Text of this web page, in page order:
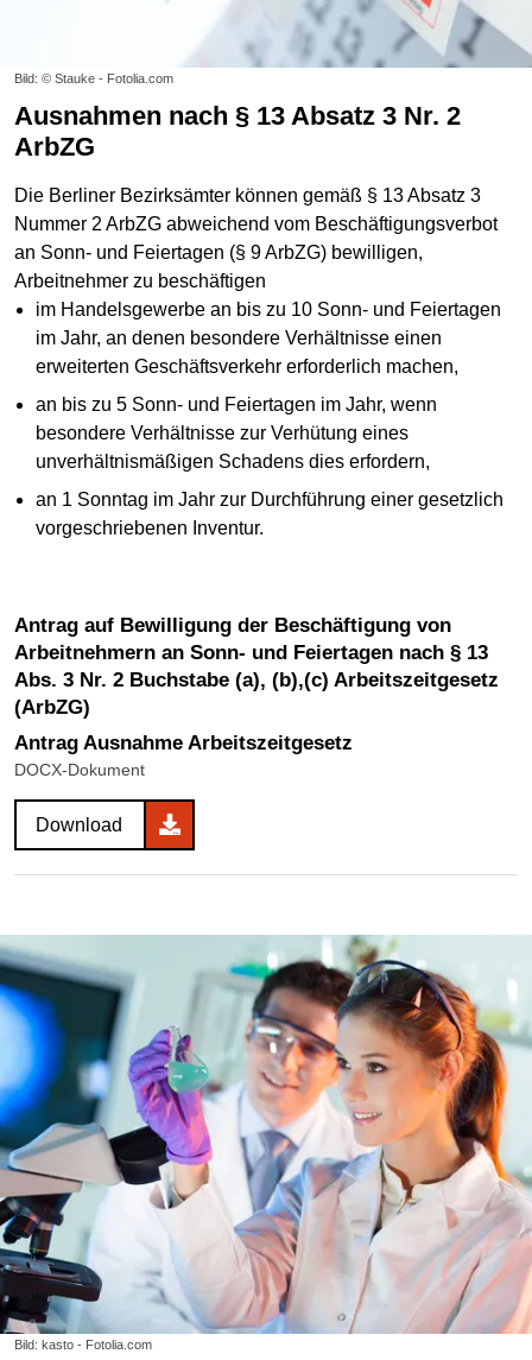
Bild: © Stauke - Fotolia.com
Ausnahmen nach § 13 Absatz 3 Nr. 2
ArbZG
Die Berliner Bezirksämter können gemäß § 13 Absatz 3
Nummer 2 ArbZG abweichend vom Beschäftigungsverbot
an Sonn- und Feiertagen (§ 9 ArbZG) bewilligen,
Arbeitnehmer zu beschäftigen
im Handelsgewerbe an bis zu 10 Sonn- und Feiertagen
im Jahr, an denen besondere Verhältnisse einen
erweiterten Geschäftsverkehr erforderlich machen,
an bis zu 5 Sonn- und Feiertagen im Jahr, wenn
besondere Verhältnisse zur Verhütung eines
unverhältnismäßigen Schadens dies erfordern,
an 1 Sonntag im Jahr zur Durchführung einer gesetzlich
vorgeschriebenen Inventur.
Antrag auf Bewilligung der Beschäftigung von
Arbeitnehmern an Sonn- und Feiertagen nach § 13
Abs. 3 Nr. 2 Buchstabe (a), (b),(c) Arbeitszeitgesetz
(ArbZG)
Antrag Ausnahme Arbeitszeitgesetz
DOCX-Dokument
Download
Bild: kasto - Fotolia.com